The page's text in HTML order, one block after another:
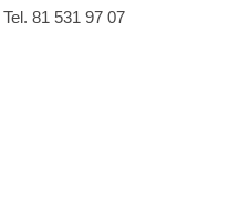
Tel. 81 531 97 07